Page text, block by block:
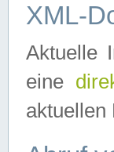
XML-
Aktuelle
eine
aktuellen